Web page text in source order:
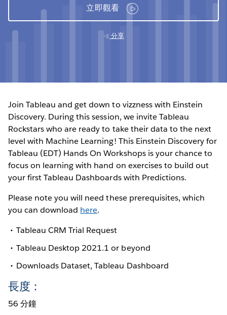
立即觀看
分享
Join Tableau and get down to vizzness with Einstein
Discovery. During this session, we invite Tableau
Rockstars who are ready to take their data to the next
level with Machine Learning! This Einstein Discovery for
Tableau (EDT) Hands On Workshops is your chance to
focus on learning with hand on exercises to build out
your first Tableau Dashboards with Predictions.
Please note you will need these prerequisites, which
you can download here.
Tableau CRM Trial Request
Tableau Desktop 2021.1 or beyond
Downloads Dataset, Tableau Dashboard
長度：
56 分鐘